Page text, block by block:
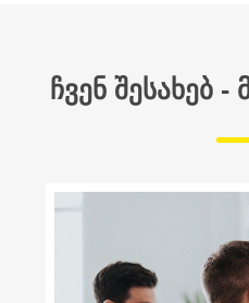
ᲩᲕᲔᲜ ᲨᲔᲡᲐᲮᲔᲑ -